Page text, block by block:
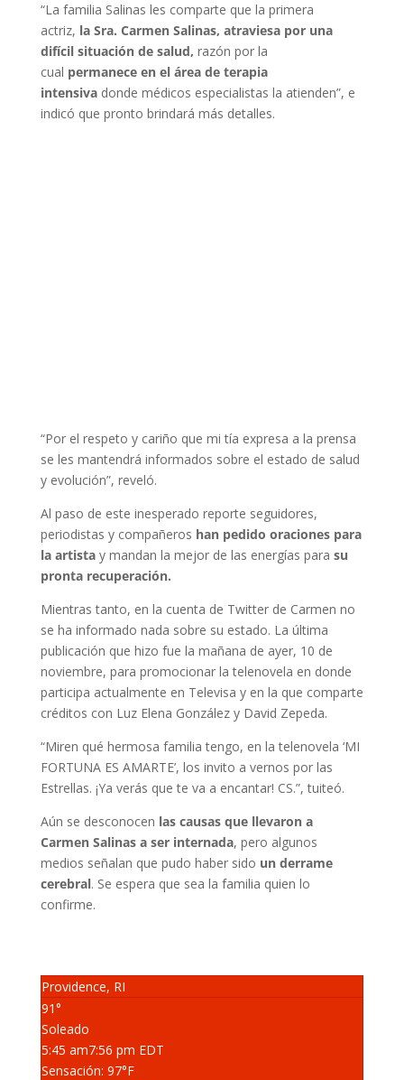
“La familia Salinas les comparte que la primera
actriz, la Sra. Carmen Salinas, atraviesa por una
difícil situación de salud, razón por la
cual permanece en el área de terapia
intensivadonde médicos especialistas la atienden”, e
indicó que pronto brindará más detalles.
“Por el respeto y cariño que mi tía expresa a la prensa
se les mantendrá informados sobre el estado de salud
y evolución”, reveló.
Al paso de este inesperado reporte seguidores,
periodistas y compañeros han pedido oraciones para
la artistay mandan la mejor de las energías para su
pronta recuperación.
Mientras tanto, en la cuenta de Twitter de Carmen no
se ha informado nada sobre su estado. La última
publicación que hizo fue la mañana de ayer, 10 de
noviembre, para promocionar la telenovela en donde
participa actualmente en Televisa y en la que comparte
créditos con Luz Elena González y David Zepeda.
“Miren qué hermosa familia tengo, en la telenovela ‘MI
FORTUNA ES AMARTE’, los invito a vernos por las
Estrellas. ¡Ya verás que te va a encantar! CS.”, tuiteó.
Aún se desconocen las causas que llevaron a
Carmen Salinas a ser internada, pero algunos
medios señalan que pudo haber sido un derrame
cerebral. Se espera que sea la familia quien lo
confirme.
Providence, RI
91°
Soleado
5:45 am7:56 pm EDT
Sensación: 97°F